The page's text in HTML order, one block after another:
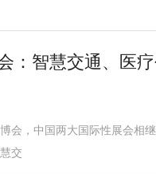
：智慧交通、医
会，中国两大国际性展会相
交